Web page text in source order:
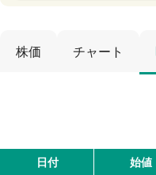
株価 チャート
日付 始値